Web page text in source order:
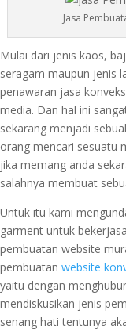
Jasa
Mulai dari jenis kaos,
seragam maupun jenis
penawaran jasa
media. Dan hal ini
sekarang menjadi
orang mencari sesuatu
jika memang anda
salahnya membuat
Untuk itu kami
garment untuk
pembuatan website
pembuatan website
yaitu dengan
mendiskusikan jenis
senang hati tentunya